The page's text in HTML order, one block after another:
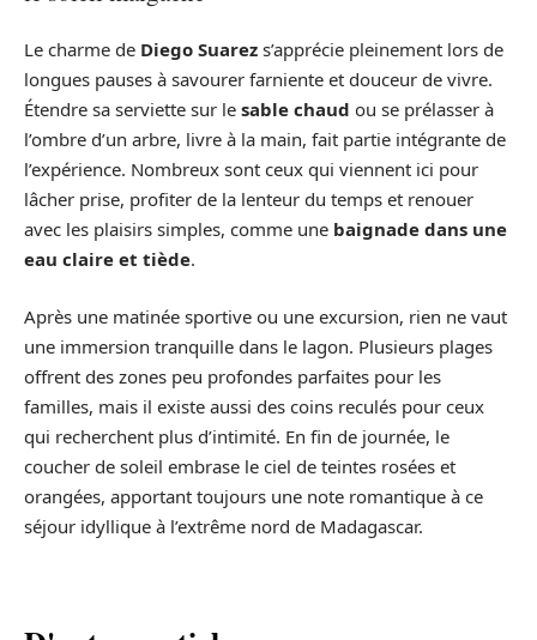
Le charme de Diego Suarez s’apprécie pleinement lors de
longues pauses à savourer farniente et douceur de vivre.
Étendre sa serviette sur le sable chaud ou se prélasser à
l’ombre d’un arbre, livre à la main, fait partie intégrante de
l’expérience. Nombreux sont ceux qui viennent ici pour
lâcher prise, profiter de la lenteur du temps et renouer
avec les plaisirs simples, comme une baignade dans une
eau claire et tiède.
Après une matinée sportive ou une excursion, rien ne vaut
une immersion tranquille dans le lagon. Plusieurs plages
offrent des zones peu profondes parfaites pour les
familles, mais il existe aussi des coins reculés pour ceux
qui recherchent plus d’intimité. En fin de journée, le
coucher de soleil embrase le ciel de teintes rosées et
orangées, apportant toujours une note romantique à ce
séjour idyllique à l’extrême nord de Madagascar.